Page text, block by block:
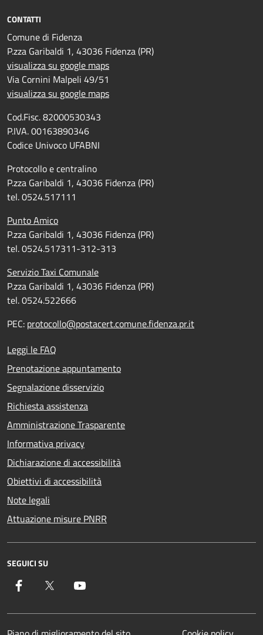
CONTATTI
Comune di Fidenza
P.zza Garibaldi 1, 43036 Fidenza (PR)
visualizza su google maps
Via Cornini Malpeli 49/51
visualizza su google maps
Cod.Fisc. 82000530343
P.IVA. 00163890346
Codice Univoco UFABNI
Protocollo e centralino
P.zza Garibaldi 1, 43036 Fidenza (PR)
tel. 0524.517111
Punto Amico
P.zza Garibaldi 1, 43036 Fidenza (PR)
tel. 0524.517311-312-313
Servizio Taxi Comunale
P.zza Garibaldi 1, 43036 Fidenza (PR)
tel. 0524.522666
PEC: protocollo@postacert.comune.fidenza.pr.it
Leggi le FAQ
Prenotazione appuntamento
Segnalazione disservizio
Richiesta assistenza
Amministrazione Trasparente
Informativa privacy
Dichiarazione di accessibilità
Obiettivi di accessibilità
Note legali
Attuazione misure PNRR
SEGUICI SU
Facebook Twitter